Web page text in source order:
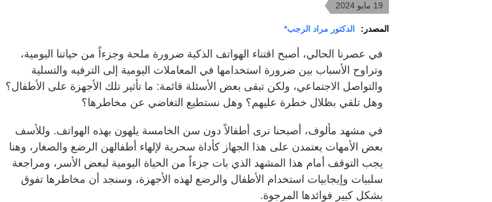
19 مايو 2024
المصدر: الدكتور مراد الرجب*
في عصرنا الحالي، أصبح اقتناء الهواتف الذكية ضرورة ملحة وجزءاً من حياتنا اليومية،
وتراوح الأسباب بين ضرورة استخدامها في المعاملات اليومية إلى الترفيه والتسلية
والتواصل الاجتماعي، ولكن تبقى بعض الأسئلة قائمة: ما تأثير تلك الأجهزة على الأطفال؟
وهل تلقي بظلال خطرة عليهم؟ وهل نستطيع التغاضي عن مخاطرها؟
في مشهد مألوف، أصبحنا نرى أطفالاً دون سن الخامسة يلهون بهذه الهواتف. وللأسف
بعض الأمهات يعتمدن على هذا الجهاز كأداة سحرية لإلهاء أطفالهن الرضع والصغار، وهنا
يجب التوقف أمام هذا المشهد الذي بات جزءاً من الحياة اليومية لبعض الأسر، ومراجعة
سلبيات وإيجابيات استخدام الأطفال والرضع لهذه الأجهزة، وسنجد أن مخاطرها تفوق
بشكل كبير فوائدها المرجوة.